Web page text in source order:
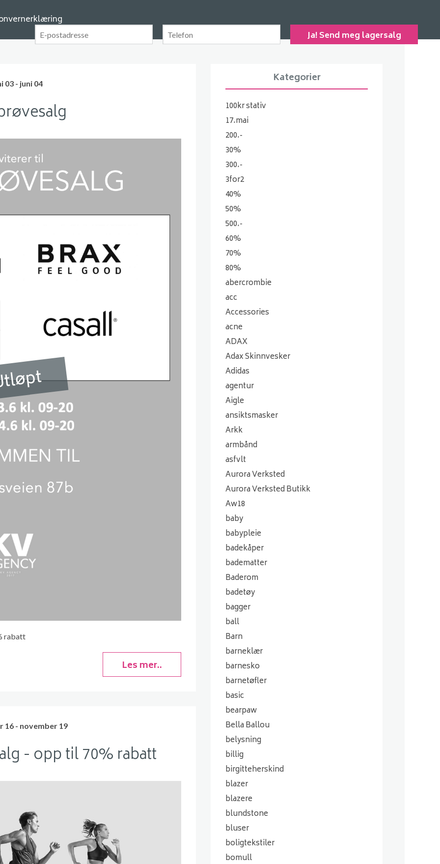
03 - juni 04
rabatt
Les mer..
16 - november 19
- opp til 70% rabatt
Kategorier
100kr stativ
17.mai
200.-
30%
300.-
3for2
40%
50%
500.-
60%
70%
80%
abercrombie
acc
Accessories
acne
ADAX
Adax Skinnvesker
Adidas
agentur
Aigle
ansiktsmasker
Arkk
armbånd
asfvlt
Aurora Verksted
Aurora Verksted Butikk
Aw18
baby
babypleie
badekåper
badematter
Baderom
badetøy
bagger
ball
Barn
barneklær
barnesko
barnetøfler
basic
bearpaw
Bella Ballou
belysning
billig
birgitteherskind
blazer
blazere
blundstone
bluser
boligtekstiler
bomull
Motta vårt nyhetsbrev